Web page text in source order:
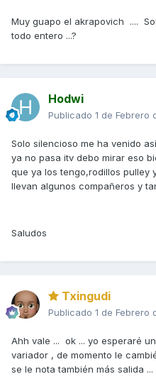
Muy guapo el akrapovich ....
todo entero ...?
Hodwi
Publicado 1 de Febrero
Solo silencioso me ha venido
ya no pasa itv debo mirar eso
que ya los tengo,rodillos pulley
llevan algunos compañeros y
Saludos
Txingudi
Publicado 1 de Febrero
Ahh vale ... ok ... yo esperaré
variador , de momento le
se le nota también más salida ...